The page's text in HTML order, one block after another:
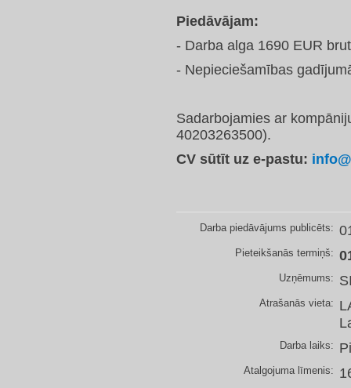
Piedāvājam:
- Darba alga 1690 EUR
- Nepieciešamības
Sadarbojamies ar
40203263500).
CV sūtīt uz e-pastu:
Darba piedāvājums publicēts:
Pieteikšanās termiņš:
Uzņēmums:
Atrašanās vieta:
Darba laiks:
Atalgojuma līmenis: